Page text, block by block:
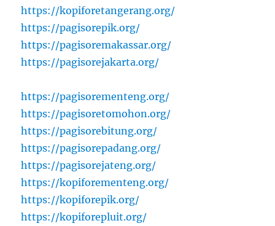
https://kopiforetangerang.org/
https://pagisorepik.org/
https://pagisoremakassar.org/
https://pagisorejakarta.org/
https://pagisorementeng.org/
https://pagisoretomohon.org/
https://pagisorebitung.org/
https://pagisorepadang.org/
https://pagisorejateng.org/
https://kopiforementeng.org/
https://kopiforepik.org/
https://kopiforepluit.org/